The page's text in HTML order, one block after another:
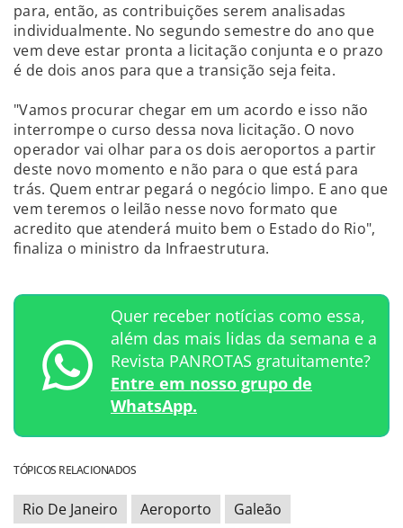
para, então, as contribuições serem analisadas
individualmente. No segundo semestre do ano que
vem deve estar pronta a licitação conjunta e o prazo
é de dois anos para que a transição seja feita.
"Vamos procurar chegar em um acordo e isso não
interrompe o curso dessa nova licitação. O novo
operador vai olhar para os dois aeroportos a partir
deste novo momento e não para o que está para
trás. Quem entrar pegará o negócio limpo. E ano que
vem teremos o leilão nesse novo formato que
acredito que atenderá muito bem o Estado do Rio",
finaliza o ministro da Infraestrutura.
Quer receber notícias como essa,
além das mais lidas da semana e a
Revista PANROTAS gratuitamente?
Entre em nosso grupo de
WhatsApp.
TÓPICOS RELACIONADOS
Rio De Janeiro Aeroporto
Galeão